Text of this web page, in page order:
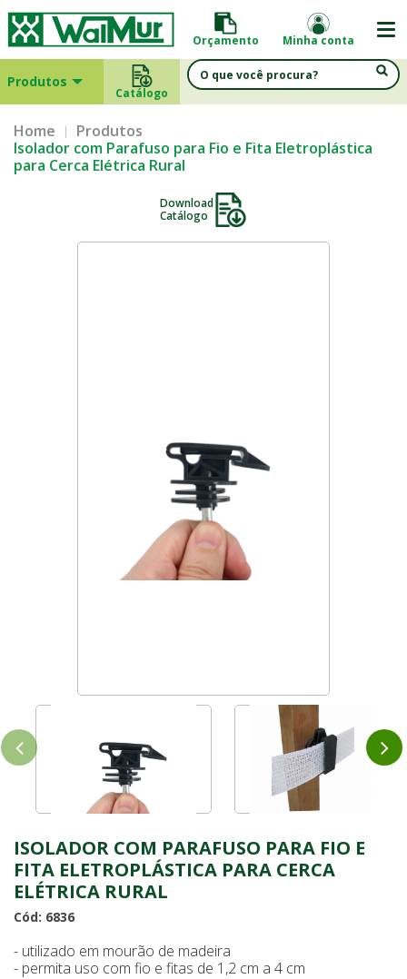
Orçamento Minha conta
Produtos
Catálogo
Home
Produtos
Isolador com Parafuso para Fio e Fita Eletroplástica
para Cerca Elétrica Rural
Download
Catálogo
ISOLADOR COM PARAFUSO PARA FIO E
FITA ELETROPLÁSTICA PARA CERCA
ELÉTRICA RURAL
Cód: 6836
- utilizado em mourão de madeira
- permita uso com fio e fitas de 1,2 cm a 4 cm